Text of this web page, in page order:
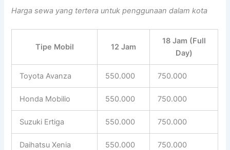
Harga sewa yang tertera untuk penggunaan dalam kota
Tipe Mobil 12 Jam
18 Jam (Full
Day)
Toyota Avanza 550.000 750.000
Honda Mobilio 550.000 750.000
Suzuki Ertiga 550.000 750.000
Daihatsu Xenia 550.000 750.000